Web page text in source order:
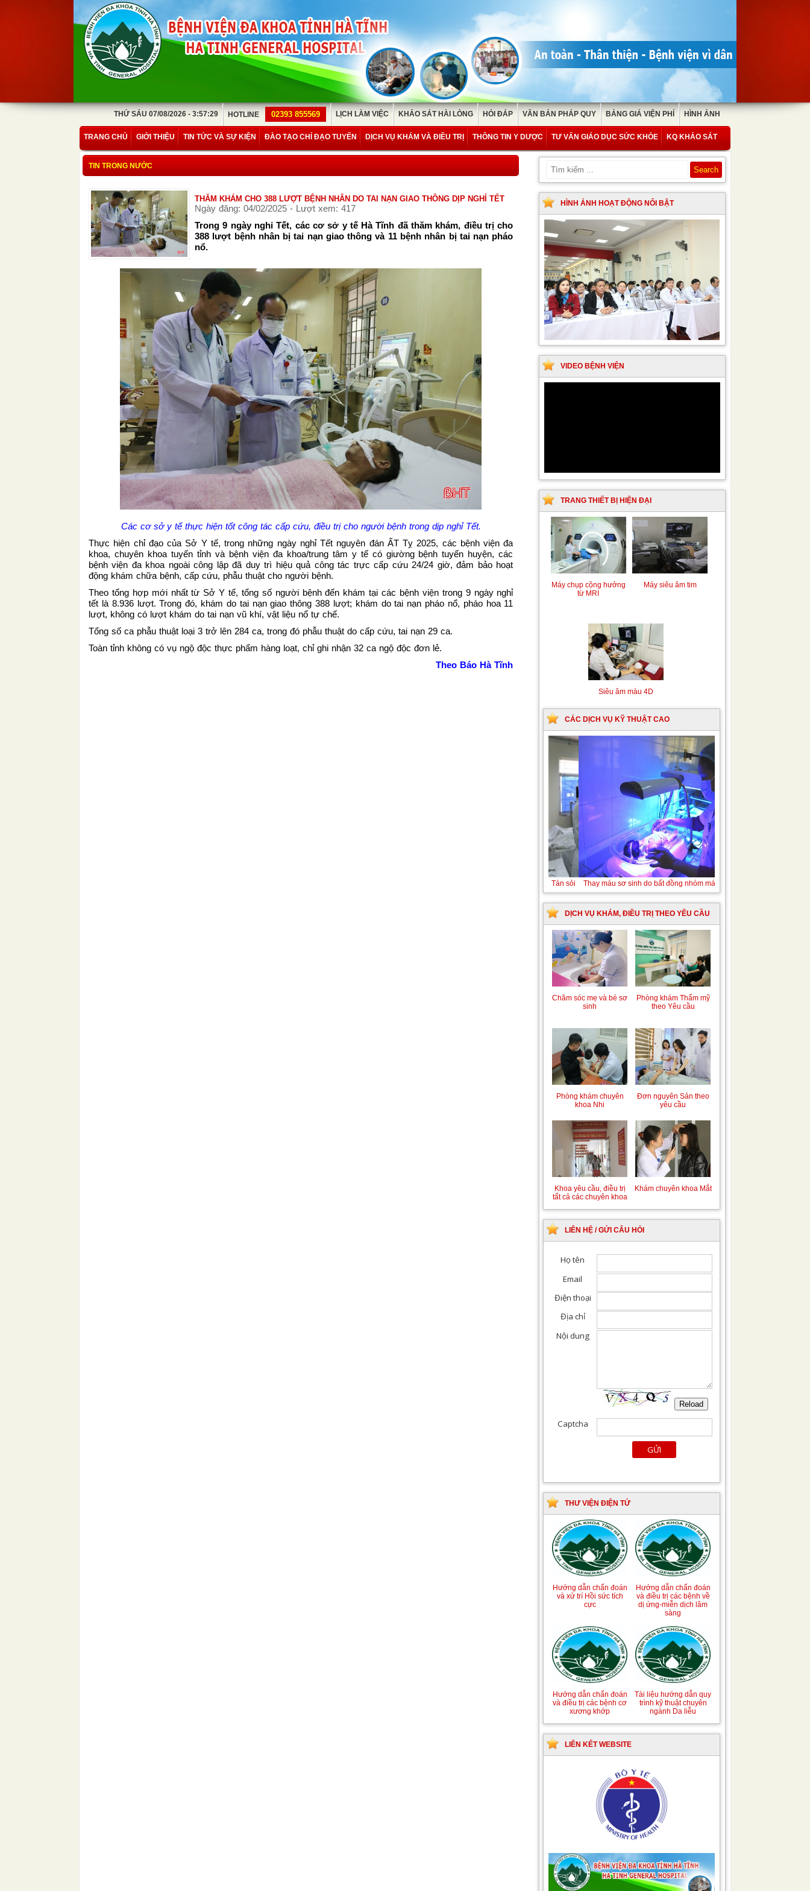
THỨ SÁU 07/08/2026 - 3:57:29 HOTLINE 02393 855569 LỊCH LÀM VIỆC KHẢO SÁT HÀI LÒNG HỎI ĐÁP VĂN BẢN PHÁP QUY BẢNG GIÁ VIỆN PHÍ HÌNH ẢNH
TRANG CHỦ GIỚI THIỆU TIN TỨC VÀ SỰ KIỆN ĐÀO TẠO CHỈ ĐẠO TUYẾN DỊCH VỤ KHÁM VÀ ĐIỀU TRỊ THÔNG TIN Y DƯỢC TƯ VẤN GIÁO DỤC SỨC KHỎE KQ KHẢO SÁT
TIN TRONG NƯỚC
THĂM KHÁM CHO 388 LƯỢT BỆNH NHÂN DO TAI NẠN GIAO THÔNG DỊP NGHỈ TẾT
Ngày đăng: 04/02/2025 - Lượt xem: 417
Trong 9 ngày nghỉ Tết, các cơ sở y tế Hà Tĩnh đã thăm khám, điều trị cho
388 lượt bệnh nhân bị tai nạn giao thông và 11 bệnh nhân bị tai nạn pháo
nổ.
Các cơ sở y tế thực hiện tốt công tác cấp cứu, điều trị cho người bệnh trong dịp nghỉ Tết.
Thực hiện chỉ đạo của Sở Y tế, trong những ngày nghỉ Tết nguyên đán ẤT Tỵ 2025, các bệnh viện đa
khoa, chuyên khoa tuyến tỉnh và bệnh viện đa khoa/trung tâm y tế có giường bệnh tuyến huyện, các
bệnh viện đa khoa ngoài công lập đã duy trì hiệu quả công tác trực cấp cứu 24/24 giờ, đảm bảo hoạt
động khám chữa bệnh, cấp cứu, phẫu thuật cho người bệnh.
Theo tổng hợp mới nhất từ Sở Y tế, tổng số người bệnh đến khám tại các bệnh viện trong 9 ngày nghỉ
tết là 8.936 lượt. Trong đó, khám do tai nạn giao thông 388 lượt; khám do tai nạn pháo nổ, pháo hoa 11
lượt, không có lượt khám do tai nạn vũ khí, vật liệu nổ tự chế.
Tổng số ca phẫu thuật loại 3 trở lên 284 ca, trong đó phẫu thuật do cấp cứu, tai nạn 29 ca.
Toàn tỉnh không có vụ ngộ độc thực phẩm hàng loạt, chỉ ghi nhận 32 ca ngộ độc đơn lẻ.
Theo Báo Hà Tĩnh
HÌNH ẢNH HOẠT ĐỘNG NỔI BẬT
VIDEO BỆNH VIỆN
TRANG THIẾT BỊ HIỆN ĐẠI
Máy chụp cộng hưởng
từ MRI
Máy siêu âm tim
Siêu âm màu 4D
CÁC DỊCH VỤ KỸ THUẬT CAO
Tán sỏi niệu quản ngược dòng Laser
DỊCH VỤ KHÁM, ĐIỀU TRỊ THEO YÊU CẦU
Chăm sóc mẹ và bé sơ
sinh
Phòng khám Thẩm mỹ
theo Yêu cầu
Phòng khám chuyên
khoa Nhi
Đơn nguyên Sản theo
yêu cầu
Khoa yêu cầu, điều trị
tất cả các chuyên khoa
Khám chuyên khoa Mắt
LIÊN HỆ / GỬI CÂU HỎI
THƯ VIỆN ĐIỆN TỬ
Hướng dẫn chẩn đoán
và xử trí Hồi sức tích
cực
Hướng dẫn chẩn đoán
và điều trị các bệnh về
dị ứng-miễn dịch lâm
sàng
Hướng dẫn chẩn đoán
và điều trị các bệnh cơ
xương khớp
Tài liệu hướng dẫn quy
trình kỹ thuật chuyên
ngành Da liễu
LIÊN KẾT WEBSITE